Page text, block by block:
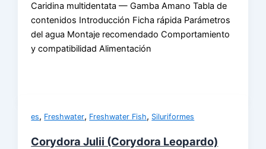
Caridina multidentata — Gamba Amano Tabla de
contenidos Introducción Ficha rápida Parámetros
del agua Montaje recomendado Comportamiento
y compatibilidad Alimentación
es, Freshwater, Freshwater Fish, Siluriformes
Corydora Julii (Corydora Leopardo)